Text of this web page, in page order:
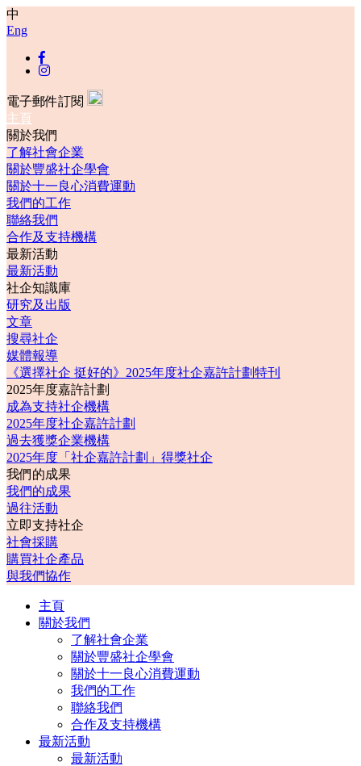
中
Eng
電子郵件訂閱
主頁
關於我們
了解社會企業
關於豐盛社企學會
關於十一良心消費運動
我們的工作
聯絡我們
合作及支持機構
最新活動
最新活動
社企知識庫
研究及出版
文章
搜尋社企
媒體報導
《選擇社企 挺好的》2025年度社企嘉許計劃特刊
2025年度嘉許計劃
成為支持社企機構
2025年度社企嘉許計劃
過去獲獎企業機構
2025年度「社企嘉許計劃」得獎社企
我們的成果
我們的成果
過往活動
立即支持社企
社會採購
購買社企產品
與我們協作
主頁
關於我們
了解社會企業
關於豐盛社企學會
關於十一良心消費運動
我們的工作
聯絡我們
合作及支持機構
最新活動
最新活動